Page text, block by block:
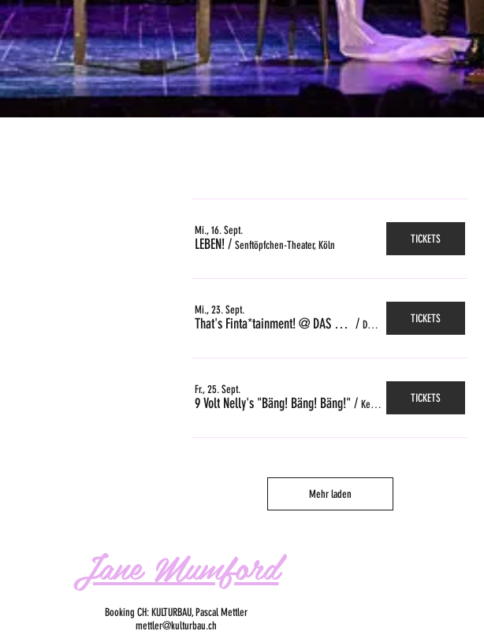
Mi., 16. Sept.
LEBEN!/ Senftöpfchen-Theater, Köln TICKETS
Mi., 23. Sept.
That's Finta*tainment! @ DAS GLEIS, Zürich / Das Gleis, Zürich TICKETS
Fr., 25. Sept.
9 Volt Nelly's "Bäng! Bäng! Bäng!" / Kellerpoche, Fribourg TICKETS
Mehr laden
Jane Mumford
Booking CH: KULTURBAU, Pascal Mettler
mettler@kulturbau.ch